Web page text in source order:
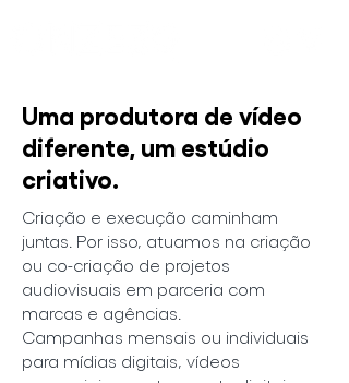
Uma produtora de vídeo
diferente, um estúdio
criativo.
Criação e execução caminham
juntas. Por isso, atuamos na criação
ou co-criação de projetos
audiovisuais em parceria com
marcas e agências.
Campanhas mensais ou individuais
para mídias digitais, vídeos